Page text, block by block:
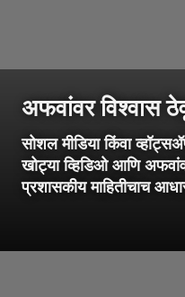
अफवांवर विश्वास
सोशल मीडिया किंवा
खोट्या व्हिडिओ आणि
प्रशासकीय माहितीचाच